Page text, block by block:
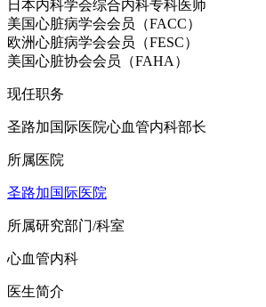
日本内科学会综合内科专科医师
美国心脏病学会会员（FACC）
欧洲心脏病学会会员（FESC）
美国心脏协会会员（FAHA）
现任职务
圣路加国际医院心血管内科部长
所属医院
圣路加国际医院
所属研究部门/科室
心血管内科
医生简介